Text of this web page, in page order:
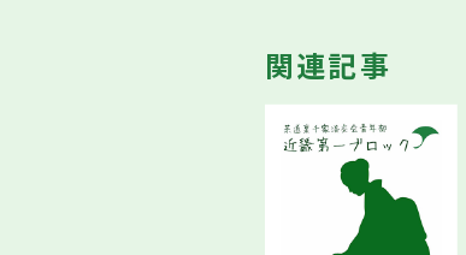
関連記事